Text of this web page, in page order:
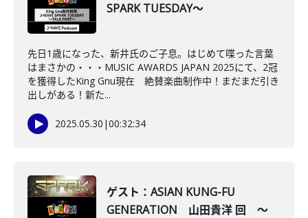
SPARK TUESDAY～
先日1歳になった、新井氏のご子息。はじめて喋った言葉
はまさかの・・・MUSIC AWARDS JAPAN 2025にて、2冠
を獲得したKing Gnu現在 絶賛楽曲制作中！まだまだ引き
出しがある！新た...
2025.05.30 |00:32:34
ゲスト：ASIAN KUNG-FU
GENERATION 山田貴洋 回 ～